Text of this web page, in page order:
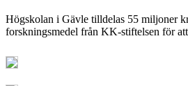
Högskolan i Gävle tilldelas 55 miljoner
forskningsmedel från KK-stiftelsen för